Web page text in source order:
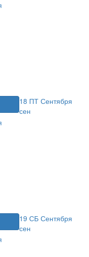
18 ПТ Сентября
сен
19 СБ Сентября
сен